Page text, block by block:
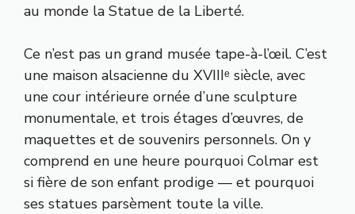
au monde la Statue de la Liberté.
Ce n’est pas un grand musée tape-à-l’œil. C’est
une maison alsacienne du XVIIIᵉ siècle, avec
une cour intérieure ornée d’une sculpture
monumentale, et trois étages d’œuvres, de
maquettes et de souvenirs personnels. On y
comprend en une heure pourquoi Colmar est
si fière de son enfant prodige — et pourquoi
ses statues parsèment toute la ville.